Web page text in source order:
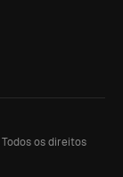
Todos os direitos